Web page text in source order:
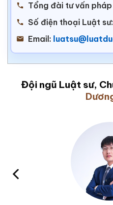
Tổng đài tư vấn
Số điện thoại Luật sư:
Email:
Đội ngũ Luật sư,